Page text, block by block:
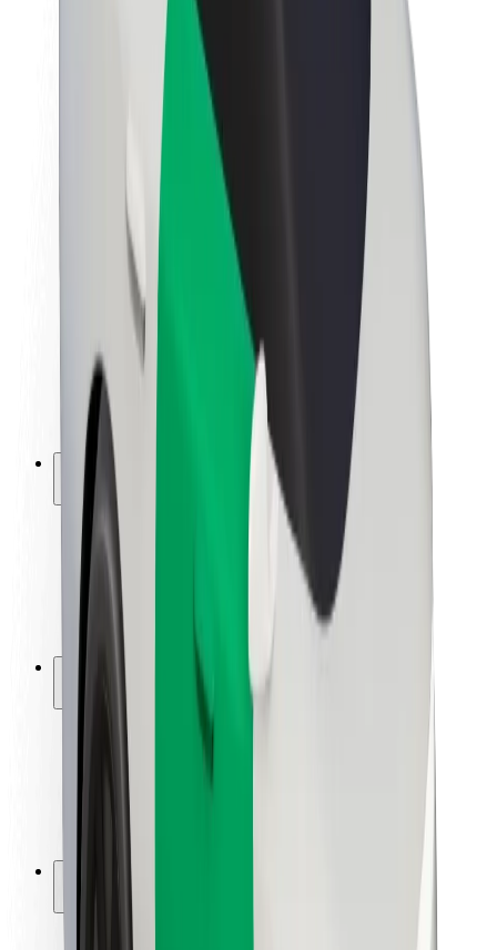
Apie „Bolt“
„Bolt“ tvarumo politika
Projektas „Zero“
Tinklaraštis
Naujienų centras
Prekių ženklo gairės
Misija
Investuotojams
Vadovybė
Prekės ženklas
Žiniasklaidai
„Urban Fund“
Saugumas
Keleivių saugumas
Vairuotojų saugumas
Paspirtukų saugumas
Saugumo laboratorija
Miestai
Vietovės
Sprendimai miestams
Oro uostai
„Bolt“ įkrovimo stotelės
Keleiviams